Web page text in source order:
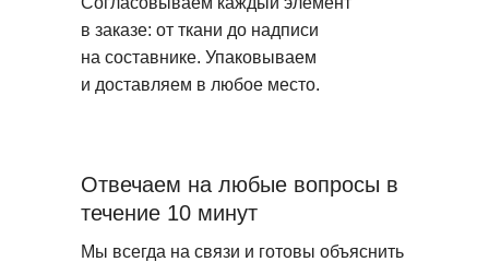
в заказе: от ткани до надписи
на составнике. Упаковываем
и доставляем в любое место.
Мы всегда на связи и готовы объяснить
Отвечаем на любые вопросы в
течение 10 минут